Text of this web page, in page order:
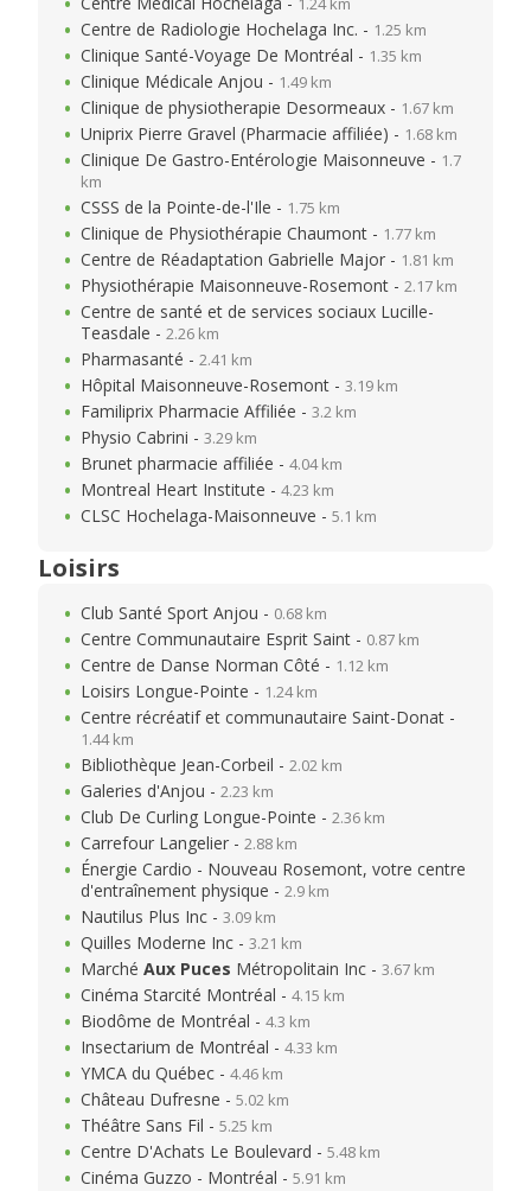
Centre de Radiologie Hochelaga Inc. - 1.25 km
Clinique Santé-Voyage De Montréal - 1.35 km
Clinique Médicale Anjou - 1.49 km
Clinique de physiotherapie Desormeaux - 1.67 km
Uniprix Pierre Gravel (Pharmacie affiliée) - 1.68 km
Clinique De Gastro-Entérologie Maisonneuve - 1.7
km
CSSS de la Pointe-de-l'Ile - 1.75 km
Clinique de Physiothérapie Chaumont - 1.77 km
Centre de Réadaptation Gabrielle Major - 1.81 km
Physiothérapie Maisonneuve-Rosemont - 2.17 km
Centre de santé et de services sociaux Lucille-
Teasdale - 2.26 km
Pharmasanté - 2.41 km
Hôpital Maisonneuve-Rosemont - 3.19 km
Familiprix Pharmacie Affiliée - 3.2 km
Physio Cabrini - 3.29 km
Brunet pharmacie affiliée - 4.04 km
Montreal Heart Institute - 4.23 km
CLSC Hochelaga-Maisonneuve - 5.1 km
Loisirs
Club Santé Sport Anjou - 0.68 km
Centre Communautaire Esprit Saint - 0.87 km
Centre de Danse Norman Côté - 1.12 km
Loisirs Longue-Pointe - 1.24 km
Centre récréatif et communautaire Saint-Donat -
1.44 km
Bibliothèque Jean-Corbeil - 2.02 km
Galeries d'Anjou - 2.23 km
Club De Curling Longue-Pointe - 2.36 km
Carrefour Langelier - 2.88 km
Énergie Cardio - Nouveau Rosemont, votre centre
d'entraînement physique - 2.9 km
Nautilus Plus Inc - 3.09 km
Quilles Moderne Inc - 3.21 km
Marché Aux Puces Métropolitain Inc - 3.67 km
Cinéma Starcité Montréal - 4.15 km
Biodôme de Montréal - 4.3 km
Insectarium de Montréal - 4.33 km
YMCA du Québec - 4.46 km
Château Dufresne - 5.02 km
Théâtre Sans Fil - 5.25 km
Centre D'Achats Le Boulevard - 5.48 km
Cinéma Guzzo - Montréal - 5.91 km